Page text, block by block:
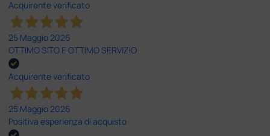
Acquirente verificato
25 Maggio 2026
OTTIMO SITO E OTTIMO SERVIZIO
Acquirente verificato
25 Maggio 2026
Positiva esperienza di acquisto